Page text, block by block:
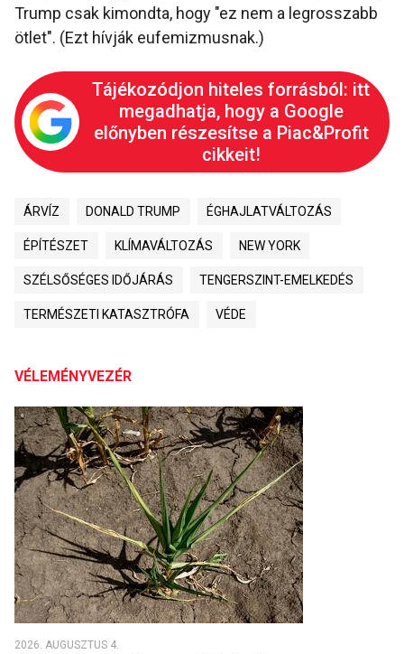
Trump csak kimondta, hogy "ez nem a legrosszabb
ötlet". (Ezt hívják eufemizmusnak.)
Tájékozódjon hiteles forrásból: itt
megadhatja, hogy a Google
előnyben részesítse a Piac&Profit
cikkeit!
ÁRVÍZ DONALD TRUMP ÉGHAJLATVÁLTOZÁS
ÉPÍTÉSZET KLÍMAVÁLTOZÁS NEW YORK
SZÉLSŐSÉGES IDŐJÁRÁS TENGERSZINT-EMELKEDÉS
TERMÉSZETI KATASZTRÓFA VÉDE
VÉLEMÉNYVEZÉR
2026. AUGUSZTUS 4.